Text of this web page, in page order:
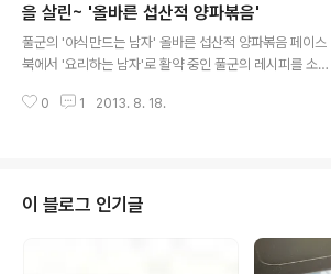
~2인 기준) 풀무원 '자연은맛있다-골뱅이 비빔면' 1개, 풀
무원 냉면 육수 1봉, 풀무원 파래김자반 약간 만들어보세요
1. 냉면 육수는 전날 냉동고에 얼려뒀다가 요리 시작 15분
면을 삶는다. 건더기 스프도 함께 넣어준다. 3. ②의 삶은
을 살린~ '올바른 섭산적 양파볶음'
풀군의 '야식만드는 남자' 올바른 섭산적 양파볶음 페이스
북에서 '요리하는 남자'로 활약 중인 풀군의 레시피를 소개
는 노하우와 센스는 발군! 풀군의 '요리하는 남자' 두번째
세요(1~2인 기준) 풀무원 '올바른 섭산적' 1봉지, 양파 1개,
통마늘 10개, 풀무원 소불고기 소스, 올리브유 1작은술 만
들어보세요 1. 양파는 두껍게 채 썬다. 마늘은 통으로 쓰거
나 큰 것은 2등분하여 편으로 썬다. 2. 팬에 오일을 두르고
0 1 2013. 8. 18.
이 블로그 인기글